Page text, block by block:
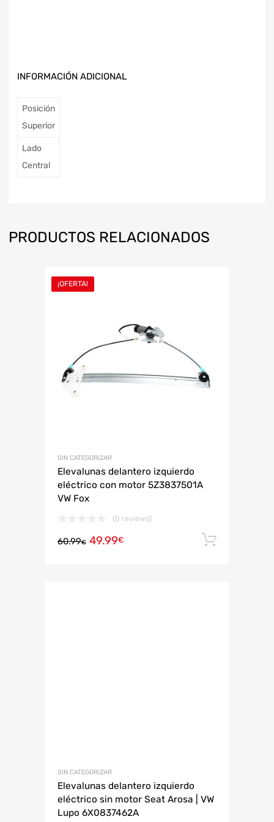
INFORMACIÓN ADICIONAL
Posición
Superior
Lado
Central
PRODUCTOS RELACIONADOS
¡OFERTA!
SIN CATEGORIZAR
Elevalunas delantero izquierdo
eléctrico con motor 5Z3837501A
VW Fox
(0 reviews)
60.99€ 49.99€
SIN CATEGORIZAR
Elevalunas delantero izquierdo
eléctrico sin motor Seat Arosa | VW
Lupo 6X0837462A